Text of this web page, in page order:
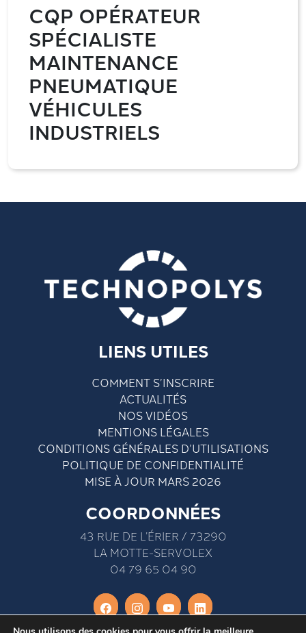
CQP OPÉRATEUR
SPÉCIALISTE
MAINTENANCE
PNEUMATIQUE
VÉHICULES
INDUSTRIELS
LIENS UTILES
COMMENT S’INSCRIRE
ACTUALITÉS
NOS VIDÉOS
MENTIONS LÉGALES
CONDITIONS GÉNÉRALES D’UTILISATIONS
POLITIQUE DE CONFIDENTIALITÉ
MISE À JOUR MARS 2026
COORDONNÉES
43 RUE DE L’ÉRIER / 73290
LA MOTTE-SERVOLEX
04 79 65 04 90